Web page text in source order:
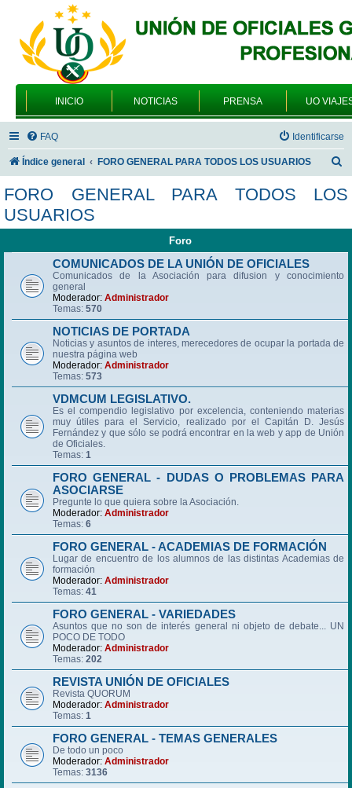
INICIO NOTICIAS PRENSA UO
FAQ Identificarse
Índice general FORO GENERAL PARA TODOS LOS USUARIOS
s
FORO GENERAL PARA TODOS LOS
USUARIOS
Foro
COMUNICADOS DE LA UNIÓN DE OFICIALES
Comunicados de la Asociación para difusion y conocimiento
general
Moderador: Administrador
Temas: 570
NOTICIAS DE PORTADA
Noticias y asuntos de interes, merecedores de ocupar la portada de
nuestra página web
Moderador: Administrador
Temas: 573
VDMCUM LEGISLATIVO.
Es el compendio legislativo por excelencia, conteniendo materias
muy útiles para el Servicio, realizado por el Capitán D. Jesús
Fernández y que sólo se podrá encontrar en la web y app de Unión
de Oficiales.
Temas: 1
FORO GENERAL - DUDAS O PROBLEMAS PARA
ASOCIARSE
Pregunte lo que quiera sobre la Asociación.
Moderador: Administrador
Temas: 6
FORO GENERAL - ACADEMIAS DE FORMACIÓN
Lugar de encuentro de los alumnos de las distintas Academias de
formación
Moderador: Administrador
Temas: 41
FORO GENERAL - VARIEDADES
Asuntos que no son de interés general ni objeto de debate... UN
POCO DE TODO
Moderador: Administrador
Temas: 202
REVISTA UNIÓN DE OFICIALES
Revista QUORUM
Moderador: Administrador
Temas: 1
FORO GENERAL - TEMAS GENERALES
De todo un poco
Moderador: Administrador
Temas: 3136